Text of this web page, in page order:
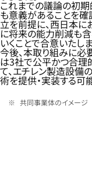
これまでの議論の初
も意義があることを
立を前提に、西日本に
に将来の能力削減も
いくことで合意いたし
今後、本取り組みに
は3社で公平かつ合理
て、エチレン製造設備
術を提供・実装する可
共同事業体のイメージ